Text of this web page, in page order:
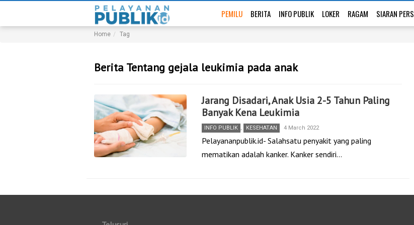
PEMILU BERITA INFO PUBLIK LOKER RAGAM SIARAN PERS
Home Tag
Berita Tentang gejala leukimia pada anak
Jarang Disadari, Anak Usia 2-5 Tahun Paling
Banyak Kena Leukimia
INFO PUBLIK , KESEHATAN 4 March 2022
Pelayananpublik.id- Salahsatu penyakit yang paling
mematikan adalah kanker. Kanker sendiri…